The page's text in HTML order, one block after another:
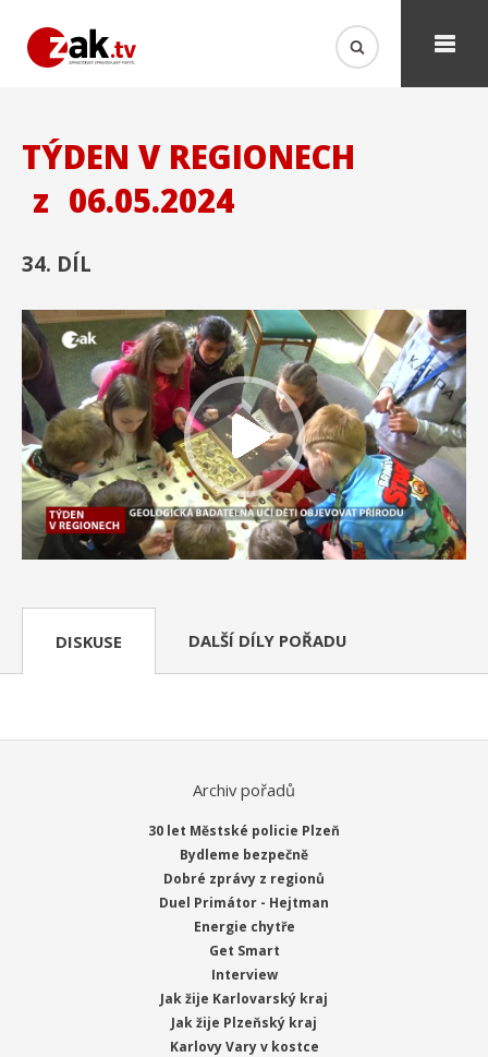
TÝDEN V REGIONECH
z 06.05.2024
34. DÍL
DISKUSE DALŠÍ DÍLY POŘADU
Archiv pořadů
30 let Městské policie Plzeň
Bydleme bezpečně
Dobré zprávy z regionů
Duel Primátor - Hejtman
Energie chytře
Get Smart
Interview
Jak žije Karlovarský kraj
Jak žije Plzeňský kraj
Karlovy Vary v kostce